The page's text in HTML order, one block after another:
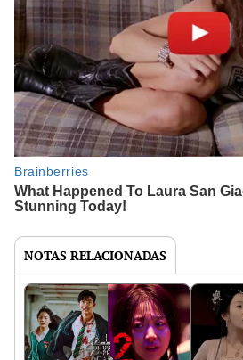
NOTAS RELACIONADAS